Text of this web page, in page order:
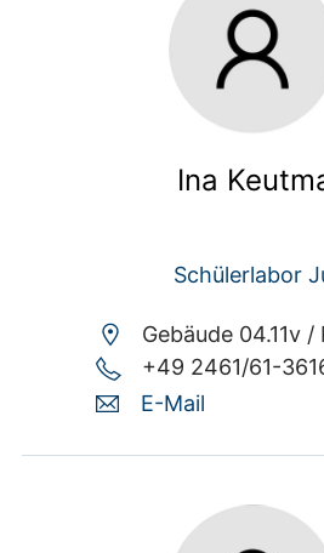
Ina
Schülerlabor
Gebäude 04.11v /
+49 2461/61-
E-Mail